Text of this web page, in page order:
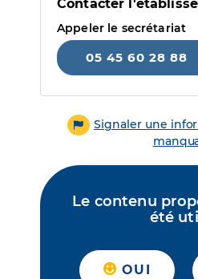
Contacter
Appeler le secrétariat
05 45 60 28 88
Signaler une
Le contenu
été
OUI